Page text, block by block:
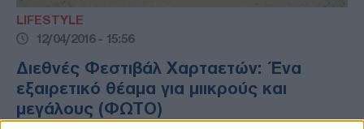
LIFESTYLE
12/04/2016 - 15:56
Διεθνές Φεστιβάλ Χαρταετών: Ένα
εξαιρετικό θέαμα για μιικρούς και
μεγάλους (ΦΩΤΟ)